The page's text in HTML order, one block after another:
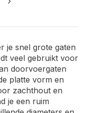
je snel grote gaten
veel gebruikt voor
doorvoergaten
platte vorm en
zachthout en
je een ruim